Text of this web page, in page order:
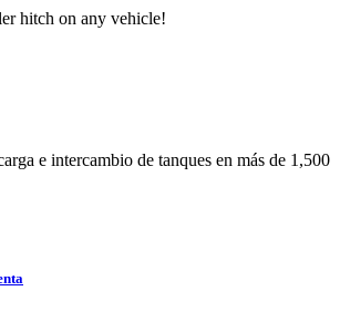
hitch on any vehicle!
e intercambio de tanques en más de 1,500